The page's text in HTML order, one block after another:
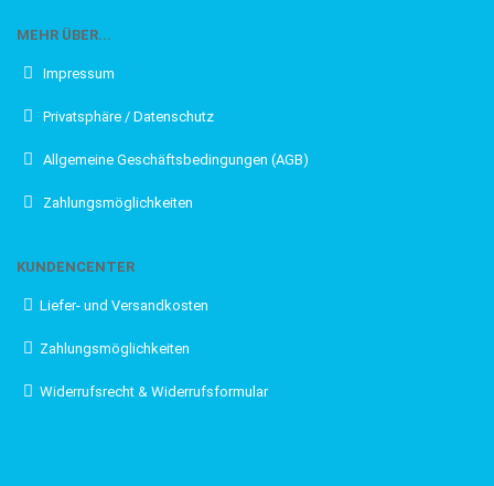
MEHR ÜBER...
Impressum
Privatsphäre / Datenschutz
Allgemeine Geschäftsbedingungen (AGB)
Zahlungsmöglichkeiten
KUNDENCENTER
Liefer- und Versandkosten
Zahlungsmöglichkeiten
Widerrufsrecht & Widerrufsformular